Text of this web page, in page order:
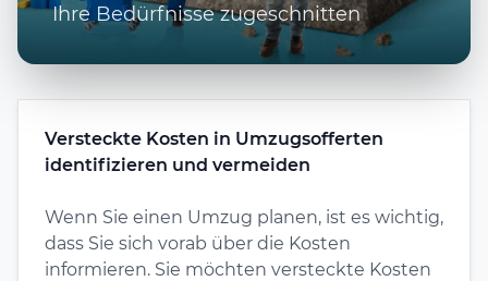
Ihre Bedürfnisse zugeschnitten
Versteckte Kosten in Umzugsofferten
identifizieren und vermeiden
Wenn Sie einen Umzug planen, ist es wichtig,
dass Sie sich vorab über die Kosten
informieren. Sie möchten versteckte Kosten